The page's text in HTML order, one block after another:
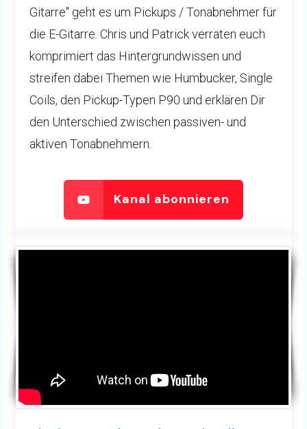
Gitarre" geht es um Pickups / Tonabnehmer für
die E-Gitarre. Chris und Patrick verraten euch
komprimiert das Hintergrundwissen und
streifen dabei Themen wie Humbucker, Single
Coils, den Pickup-Typen P90 und erklären Dir
den Unterschied zwischen passiven- und
aktiven Tonabnehmern.
Kanal abonnieren